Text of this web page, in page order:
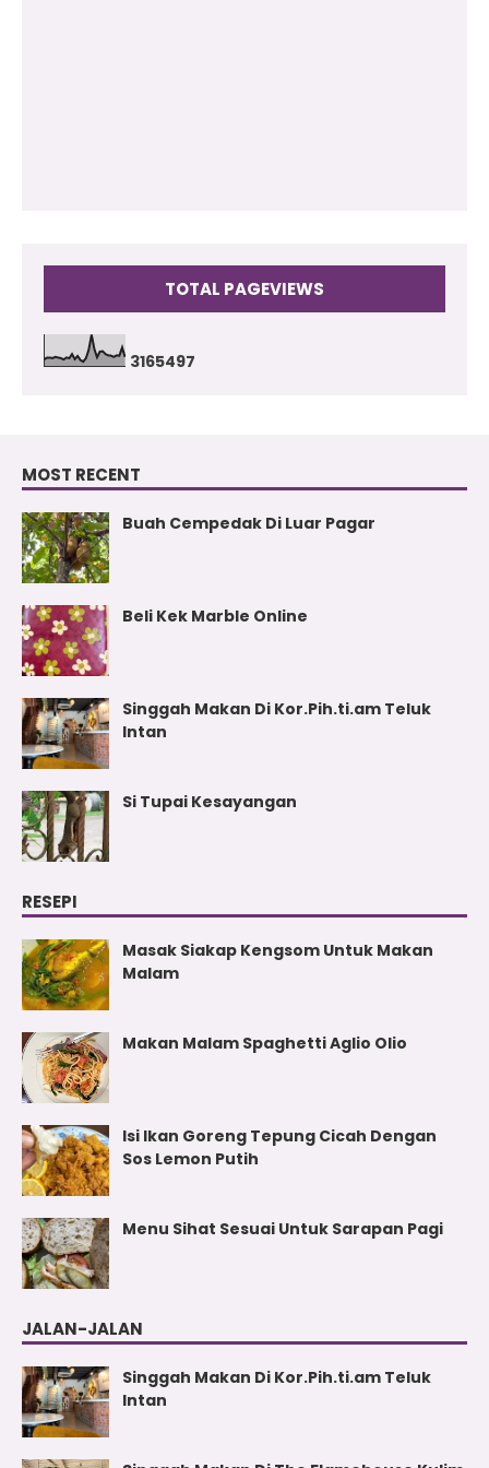
TOTAL PAGEVIEWS
3165497
MOST RECENT
Buah Cempedak Di Luar Pagar
Beli Kek Marble Online
Singgah Makan Di Kor.Pih.ti.am Teluk
Intan
Si Tupai Kesayangan
RESEPI
Masak Siakap Kengsom Untuk Makan
Malam
Makan Malam Spaghetti Aglio Olio
Isi Ikan Goreng Tepung Cicah Dengan
Sos Lemon Putih
Menu Sihat Sesuai Untuk Sarapan Pagi
JALAN-JALAN
Singgah Makan Di Kor.Pih.ti.am Teluk
Intan